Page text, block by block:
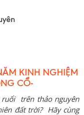
KINH NGHIỆM
CỔ-
trên thảo nguyên
đất trời? Hãy cùng